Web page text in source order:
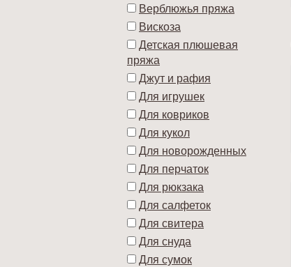
Верблюжья пряжа
Вискоза
Детская плюшевая
пряжа
Джут и рафия
Для игрушек
Для ковриков
Для кукол
Для новорожденных
Для перчаток
Для рюкзака
Для салфеток
Для свитера
Для снуда
Для сумок